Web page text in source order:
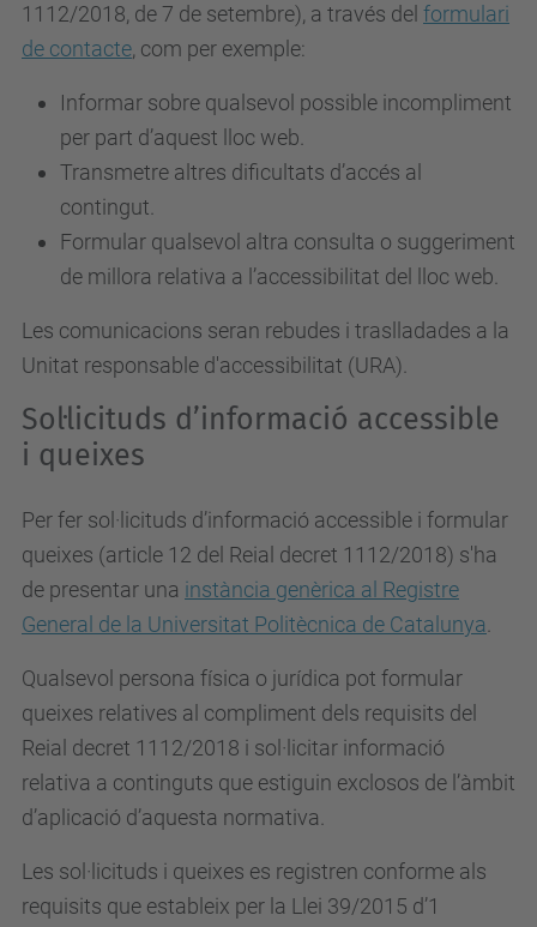
1112/2018, de 7 de setembre), a través del formulari
de contacte, com per exemple:
Informar sobre qualsevol possible incompliment
per part d’aquest lloc web.
Transmetre altres dificultats d’accés al
contingut.
Formular qualsevol altra consulta o suggeriment
de millora relativa a l’accessibilitat del lloc web.
Les comunicacions seran rebudes i traslladades a la
Unitat responsable d'accessibilitat (URA).
Sol·licituds d’informació accessible
i queixes
Per fer sol·licituds d’informació accessible i formular
queixes (article 12 del Reial decret 1112/2018) s'ha
de presentar una instància genèrica al Registre
General de la Universitat Politècnica de Catalunya
Qualsevol persona física o jurídica pot formular
queixes relatives al compliment dels requisits del
Reial decret 1112/2018 i sol·licitar informació
relativa a continguts que estiguin exclosos de l’àmbit
d’aplicació d’aquesta normativa.
Les sol·licituds i queixes es registren conforme als
requisits que estableix per la Llei 39/2015 d’1